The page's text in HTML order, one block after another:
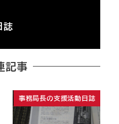
誌
記事
事務局長の支援活動日誌